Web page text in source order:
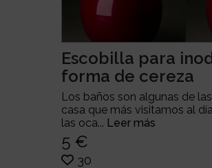
Escobilla para
forma de cereza
Los baños son algunas de
casa que más visitamos al
las oca... Leer más
5 €
30